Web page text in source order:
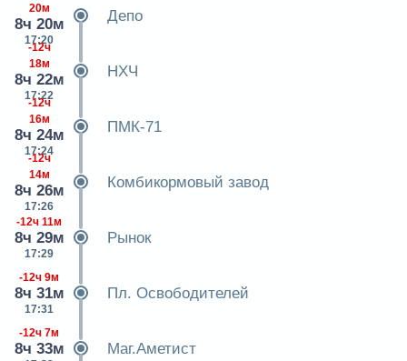
20м
8ч 20м
17:20
Депо
-12ч
18м
8ч 22м
17:22
НХЧ
-12ч
16м
8ч 24м
17:24
ПМК-71
-12ч
14м
8ч 26м
17:26
Комбикормовый завод
-12ч 11м
8ч 29м
17:29
Рынок
-12ч 9м
8ч 31м
17:31
Пл. Освободителей
-12ч 7м
8ч 33м Маг.Аметист